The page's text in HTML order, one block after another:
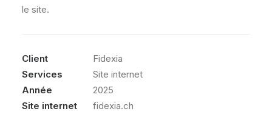
le site.
Client
Fidexia
Services
Site internet
Année
2025
Site internet
fidexia.ch